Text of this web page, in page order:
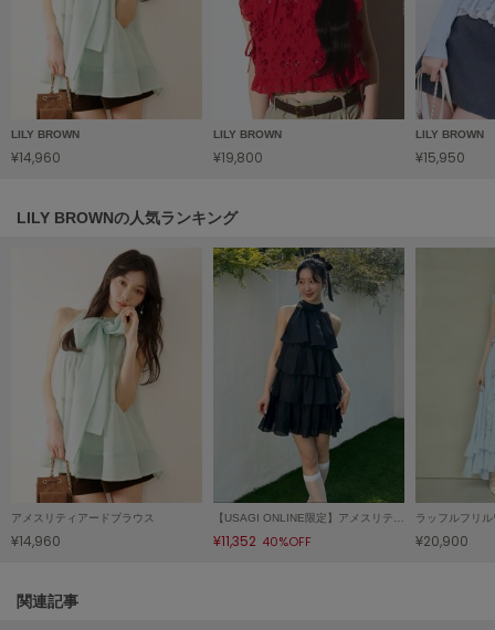
MOIGE
モワージュ
MUCHA
ミュシャ
ニューバランス
ナイキ
NOWNS
ナウンス
ヌル
LILY BROWN
¥14,960
LILY BROWN
¥19,800
LILY BROWN
¥15,950
LILY BROWNの人気ランキング
アメスリティアードブラウス
¥14,960 ¥11,352 40%OFF
ラッフルフリ
¥20,900
関連記事